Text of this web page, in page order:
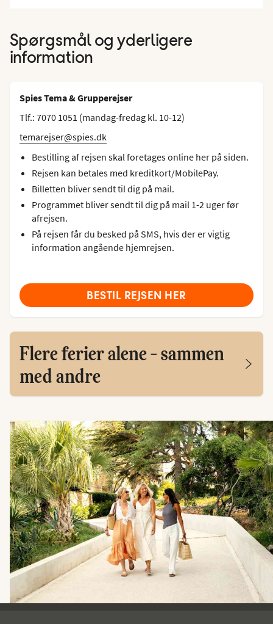
Spørgsmål og yderligere
information
Spies Tema & Grupperejser
Tlf.: 7070 1051 (mandag-fredag kl. 10-12)
temarejser@spies.dk
Bestilling af rejsen skal foretages online her på siden.
Rejsen kan betales med kreditkort/MobilePay.
Billetten bliver sendt til dig på mail.
Programmet bliver sendt til dig på mail 1-2 uger før
afrejsen.
På rejsen får du besked på SMS, hvis der er vigtig
information angående hjemrejsen.
BESTIL REJSEN HER
Flere ferier alene - sammen
med andre